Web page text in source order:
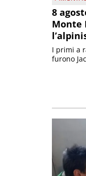
8
Monte
I primi a
furono